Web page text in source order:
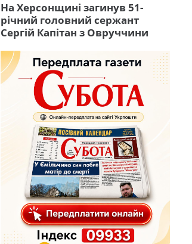
На Херсонщині загинув 51-
річний головний сержант
Сергій Капітан з Овруччини